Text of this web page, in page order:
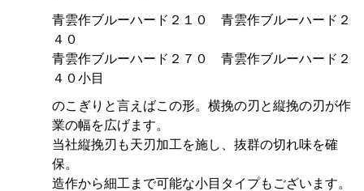
青雲作ブルーハード２１０ 青雲作ブルーハード２
４０
青雲作ブルーハード２７０ 青雲作ブルーハード２
４０小目
のこぎりと言えばこの形。横挽の刃と縦挽の刃が作
業の幅を広げます。
当社縦挽刃も天刃加工を施し、抜群の切れ味を確
保。
造作から細工まで可能な小目タイプもございます。